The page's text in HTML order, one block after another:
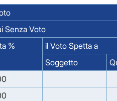
Senza Voto
%
il Voto Spetta a
Soggetto